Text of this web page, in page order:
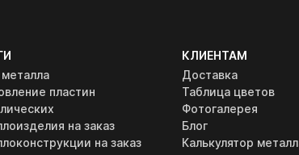
пластин
на заказ
на заказ
КЛИЕНТАМ
Доставка
Таблица цветов
Фотогалерея
Блог
Калькулятор